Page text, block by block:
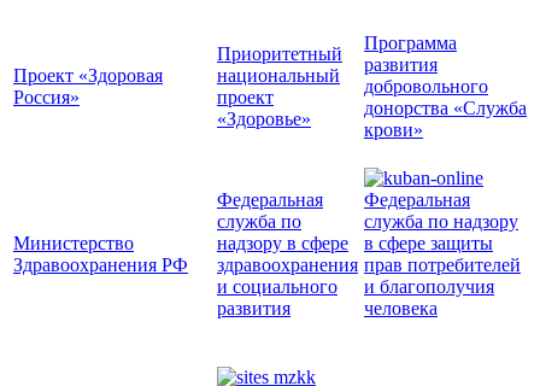
Проект «Здоровая
Россия»
Приоритетный
национальный
проект
«Здоровье»
Программа
развития
добровольного
донорства «Служба
крови»
Министерство
Здравоохранения РФ
Федеральная
служба по
надзору в сфере
здравоохранения
и социального
развития
Федеральная
служба по надзору
в сфере защиты
прав потребителей
и благополучия
человека